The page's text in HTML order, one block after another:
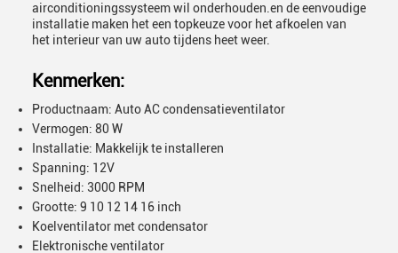
airconditioningssysteem wil onderhouden.en de eenvoudige
installatie maken het een topkeuze voor het afkoelen van
het interieur van uw auto tijdens heet weer.
Kenmerken:
Productnaam: Auto AC condensatieventilator
Vermogen: 80 W
Installatie: Makkelijk te installeren
Spanning: 12V
Snelheid: 3000 RPM
Grootte: 9 10 12 14 16 inch
Koelventilator met condensator
Elektronische ventilator